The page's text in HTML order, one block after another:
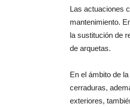
Las actuaciones
mantenimiento.
la sustitución de
de arquetas.
En el ámbito de la
cerraduras,
exteriores,